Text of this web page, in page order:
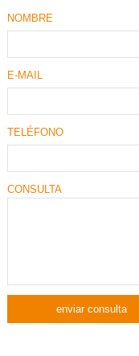
NOMBRE
E-MAIL
TELÉFONO
CONSULTA